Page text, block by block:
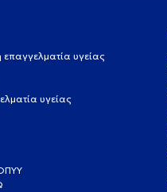
επαγγελματία υγείας
υγείας